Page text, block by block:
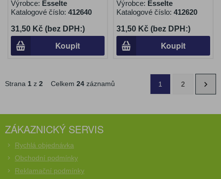
Výrobce: Esselte
Katalogové číslo: 412640
31,50 Kč (bez DPH:)
Koupit
Výrobce: Esselte
Katalogové číslo: 412620
31,50 Kč (bez DPH:)
Koupit
Strana 1 z 2 Celkem 24 záznamů 1 2
ZÁKAZNICKÝ SERVIS
Rychlá objednávka
Obchodní podmínky
Reklamační podmínky